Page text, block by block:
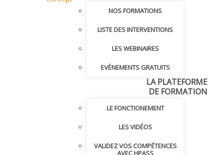
NOS FORMATIONS
LISTE DES INTERVENTIONS
LES WEBINAIRES
EVÈNEMENTS GRATUITS
LA PLATEFORME
DE FORMATION
LE FONCTIONEMENT
LES VIDÉOS
VALIDEZ VOS COMPÉTENCES
AVEC HPASS